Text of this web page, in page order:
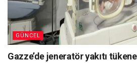
GÜNCEL
Gazze’de jeneratör yakıtı